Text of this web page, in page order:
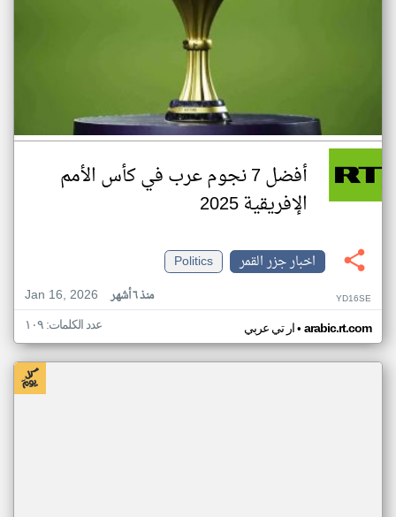
أفضل 7 نجوم عرب في كأس الأمم
الإفريقية 2025
اخبار جزر القمر
Politics
Jan 16, 2026
منذ ٦ أشهر YD16SE
ار تي عربي• arabic.rt.com عدد الكلمات: ١٠٩